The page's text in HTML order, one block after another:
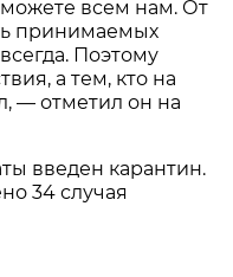
всем нам. От
принимаемых
Поэтому
а тем, кто на
— отметил он на
введен карантин.
34 случая